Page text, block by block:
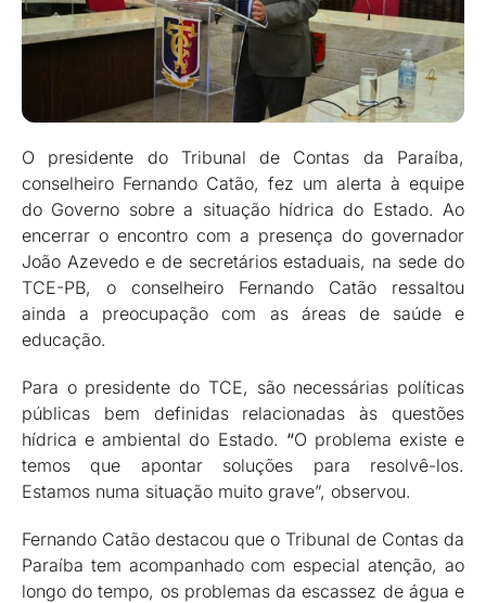
O presidente do Tribunal de Contas da Paraíba,
conselheiro Fernando Catão, fez um alerta à equipe
do Governo sobre a situação hídrica do Estado. Ao
encerrar o encontro com a presença do governador
João Azevedo e de secretários estaduais, na sede do
TCE-PB, o conselheiro Fernando Catão ressaltou
ainda a preocupação com as áreas de saúde e
educação.
Para o presidente do TCE, são necessárias políticas
públicas bem definidas relacionadas às questões
hídrica e ambiental do Estado. “O problema existe e
temos que apontar soluções para resolvê-los.
Estamos numa situação muito grave”, observou.
Fernando Catão destacou que o Tribunal de Contas da
Paraíba tem acompanhado com especial atenção, ao
longo do tempo, os problemas da escassez de água e